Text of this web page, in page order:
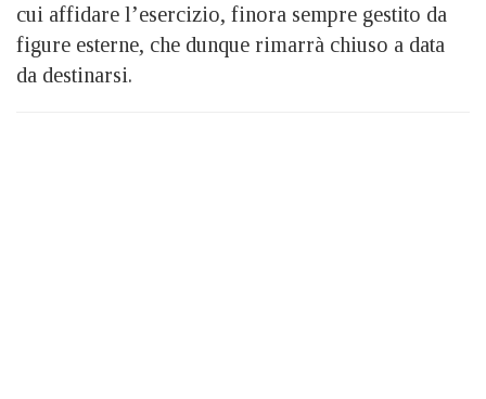
cui affidare l’esercizio, finora sempre gestito da
figure esterne, che dunque rimarrà chiuso a data
da destinarsi.